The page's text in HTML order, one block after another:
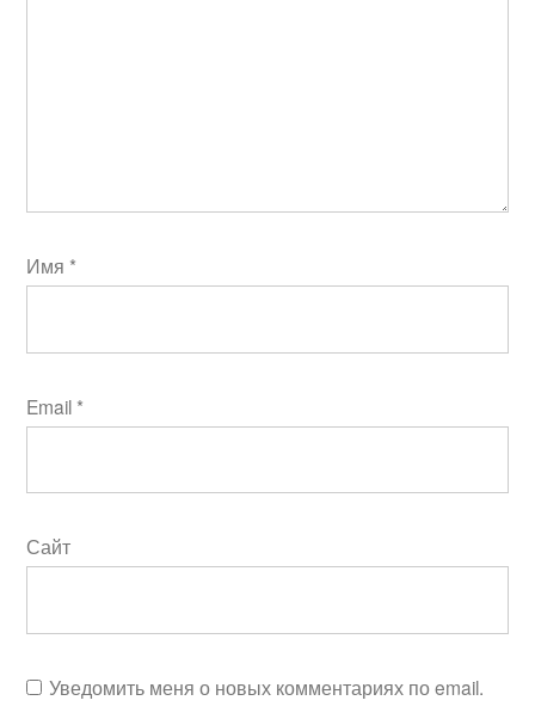
Имя *
Email *
Сайт
Уведомить меня о новых комментариях по email.